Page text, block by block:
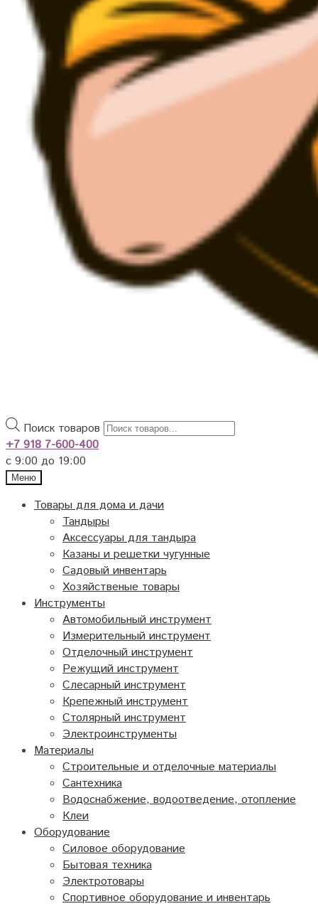
Поиск товаров
+7 918 7-600-400
с 9:00 до 19:00
Меню
Товары для дома и дачи
Тандыры
Аксессуары для тандыра
Казаны и решетки чугунные
Садовый инвентарь
Хозяйственые товары
Инструменты
Автомобильный инструмент
Измерительный инструмент
Отделочный инструмент
Режущий инструмент
Слесарный инструмент
Крепежный инструмент
Столярный инструмент
Электроинструменты
Материалы
Строительные и отделочные материалы
Сантехника
Водоснабжение, водоотведение, отопление
Клеи
Оборудование
Силовое оборудование
Бытовая техника
Электротовары
Спортивное оборудование и инвентарь